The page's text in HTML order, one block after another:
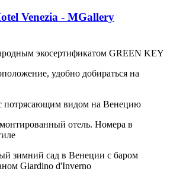
Venezia - MGallery
экосертификатом GREEN KEY
удобно добираться на
потрясающим видом на Венецию
отель. Номера в
зимний сад в Венеции с баром
Giardino d'Inverno